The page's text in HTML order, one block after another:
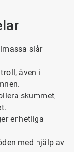
slår
även i
skummet,
enhetliga
med hjälp av